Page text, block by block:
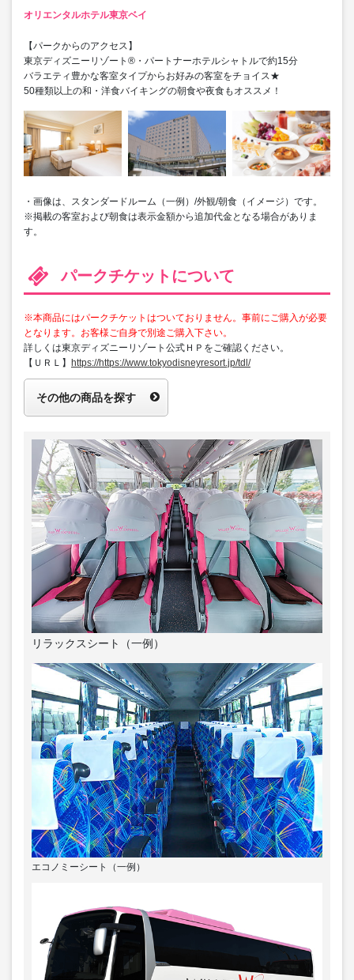
オリエンタルホテル東京ベイ
【パークからのアクセス】
東京ディズニーリゾート®・パートナーホテルシャトルで約15分
バラエティ豊かな客室タイプからお好みの客室をチョイス★
50種類以上の和・洋食バイキングの朝食や夜食もオススメ！
・画像は、スタンダードルーム（一例）/外観/朝食（イメージ）です。
※掲載の客室および朝食は表示金額から追加代金となる場合がありま
す。
パークチケットについて
※本商品にはパークチケットはついておりません。事前にご購入が必要
となります。お客様ご自身で別途ご購入下さい。
詳しくは東京ディズニーリゾート公式ＨＰをご確認ください。
【ＵＲＬ】 https://https://www.tokyodisneyresort.jp/tdl/
その他の商品を探す
リラックスシート（一例）
エコノミーシート（一例）